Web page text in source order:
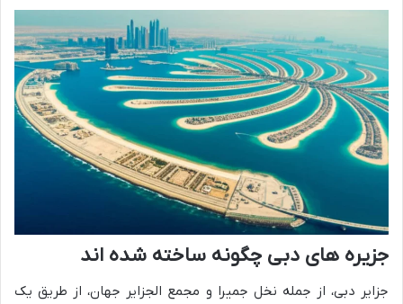
جزیره های دبی چگونه ساخته شده اند
جزایر دبی، از جمله نخل جمیرا و مجمع الجزایر جهان، از طریق یک